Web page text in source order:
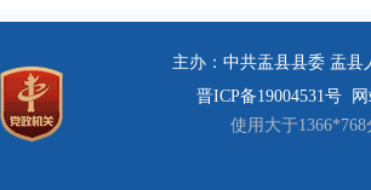
主办：中共盂县县委 盂县
晋ICP备19004531号
使用大于